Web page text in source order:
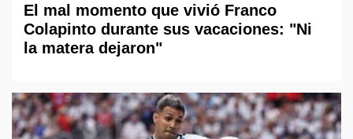
El mal momento que vivió Franco
Colapinto durante sus vacaciones: "Ni
la matera dejaron"